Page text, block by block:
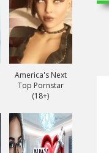
America's Next
Top Pornstar
(18+)